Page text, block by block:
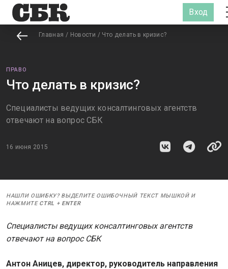
Вход
Главная / Новости / Что делать в кризис?
ПРАВО
Что делать в кризис?
Специалисты ведущих консалтинговых агентств
отвечают на вопрос СБК
16 июня 2015
НАШЛИ ОШИБКУ? ВЫДЕЛИТЕ ОШИБОЧНЫЙ ТЕКСТ МЫШКОЙ И
НАЖМИТЕ CTRL + ENTER
Специалисты ведущих консалтинговых агентств
отвечают на вопрос СБК
Антон Аницев, директор, руководитель направления